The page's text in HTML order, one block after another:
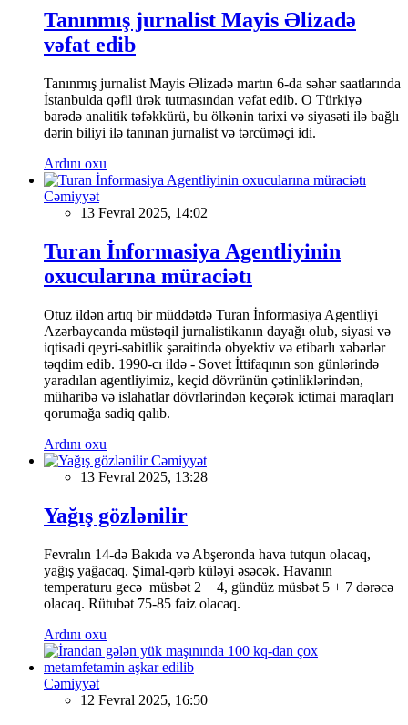
Tanınmış jurnalist Mayis Əlizadə
vəfat edib
Tanınmış jurnalist Mayis Əlizadə martın 6-da səhər saatlarında
İstanbulda qəfil ürək tutmasından vəfat edib. O Türkiyə
barədə analitik təfəkkürü, bu ölkənin tarixi və siyasəti ilə bağlı
dərin biliyi ilə tanınan jurnalist və tərcüməçi idi.
Ardını oxu
Cəmiyyət
13 Fevral 2025, 14:02
Turan İnformasiya Agentliyinin
oxucularına müraciətı
Otuz ildən artıq bir müddətdə Turan İnformasiya Agentliyi
Azərbaycanda müstəqil jurnalistikanın dayağı olub, siyasi və
iqtisadi qeyri-sabitlik şəraitində obyektiv və etibarlı xəbərlər
təqdim edib. 1990-cı ildə - Sovet İttifaqının son günlərində
yaradılan agentliyimiz, keçid dövrünün çətinliklərindən,
müharibə və islahatlar dövrlərindən keçərək ictimai maraqları
qorumağa sadiq qalıb.
Ardını oxu
Cəmiyyət
13 Fevral 2025, 13:28
Yağış gözlənilir
Fevralın 14-də Bakıda və Abşeronda hava tutqun olacaq,
yağış yağacaq. Şimal-qərb küləyi əsəcək. Havanın
temperaturu gecə müsbət 2 + 4, gündüz müsbət 5 + 7 dərəcə
olacaq. Rütubət 75-85 faiz olacaq.
Ardını oxu
Cəmiyyət
12 Fevral 2025, 16:50